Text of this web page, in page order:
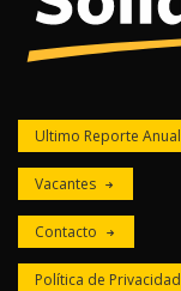
Ultimo Reporte Anual
Vacantes
Contacto
Política de Privacidad